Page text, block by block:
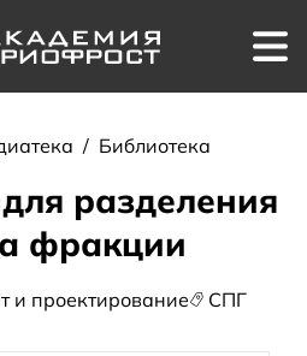
/ Библиотека
разделения
фракции
и проектирование СПГ